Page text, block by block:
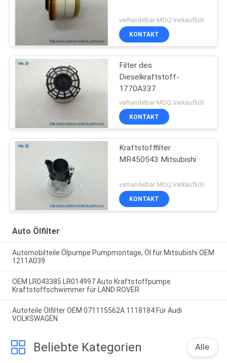
verhandelbar MOQ:Verkäuflich
KONTAKT
Filter des
Dieselkraftstoff-
1770A337
verhandelbar MOQ:Verkäuflich
KONTAKT
Kraftstofffilter
MR450543 Mitsubishi
verhandelbar MOQ:Verkäuflich
KONTAKT
Auto Ölfilter
Automobilteile Ölpumpe Pumpmontage, Öl für Mitsubishi OEM
1211A039
OEM LR043385 LR014997 Auto Kraftstoffpumpe
Kraftstoffschwimmer für LAND ROVER
Autoteile Ölfilter OEM 071115562A 1118184 Für Audi
VOLKSWAGEN
Beliebte Kategorien Alle